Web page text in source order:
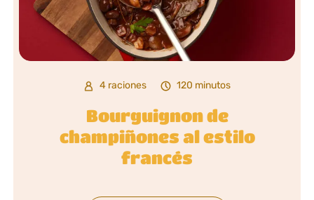
4 raciones 120 minutos
Bourguignon de
champiñones al estilo
francés